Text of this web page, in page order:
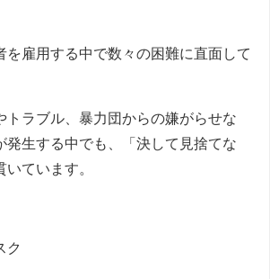
を雇用する中で数々の困難に直面して
トラブル、暴力団からの嫌がらせな
発生する中でも、「決して見捨てな
ています。
ク